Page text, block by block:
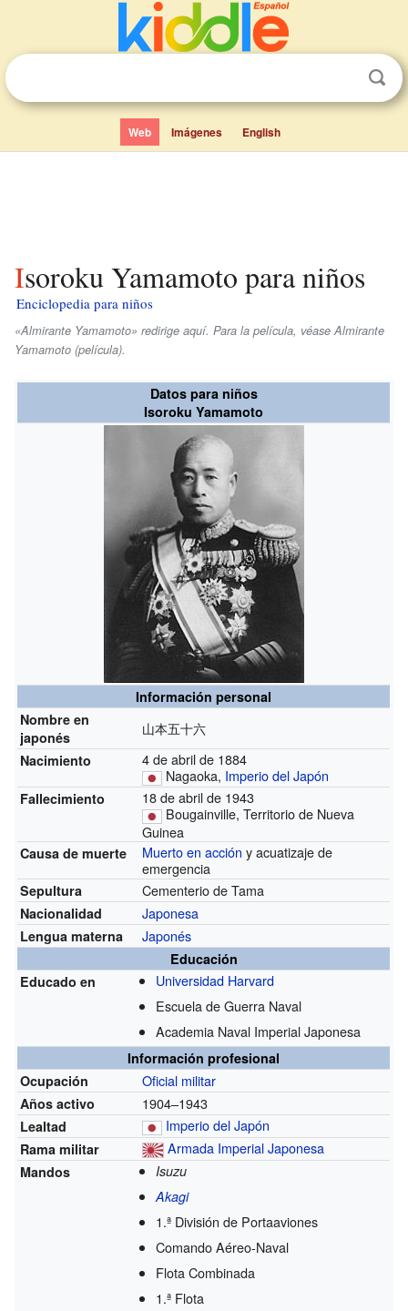
Web Imágenes English
Isoroku Yamamoto para niños
Enciclopedia para niños
«Almirante Yamamoto» redirige aquí. Para la película, véase Almirante
Yamamoto (película).
Datos para niños
Isoroku Yamamoto
Información personal
Nombre en
japonés
山本五十六
Nacimiento
4 de abril de 1884
Nagaoka, Imperio del Japón
Fallecimiento
18 de abril de 1943
Bougainville, Territorio de Nueva
Guinea
Causa de muerte Muerto en acción y acuatizaje de
emergencia
Sepultura Cementerio de Tama
Nacionalidad Japonesa
Lengua materna Japonés
Educación
Educado en
Universidad Harvard
Escuela de Guerra Naval
Academia Naval Imperial Japonesa
Información profesional
Ocupación
Oficial militar
Años activo 1904–1943
Lealtad Imperio del Japón
Rama militar Armada Imperial Japonesa
Mandos
Isuzu
Akagi
1.ª División de Portaaviones
Comando Aéreo-Naval
Flota Combinada
1.ª Flota